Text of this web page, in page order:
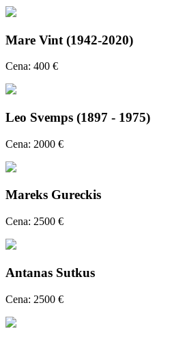
Mare Vint (1942-2020)
Cena: 400 €
Leo Svemps (1897 - 1975)
Cena: 2000 €
Mareks Gureckis
Cena: 2500 €
Antanas Sutkus
Cena: 2500 €